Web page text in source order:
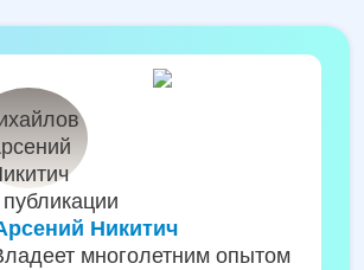
Никитич
многолетним опытом